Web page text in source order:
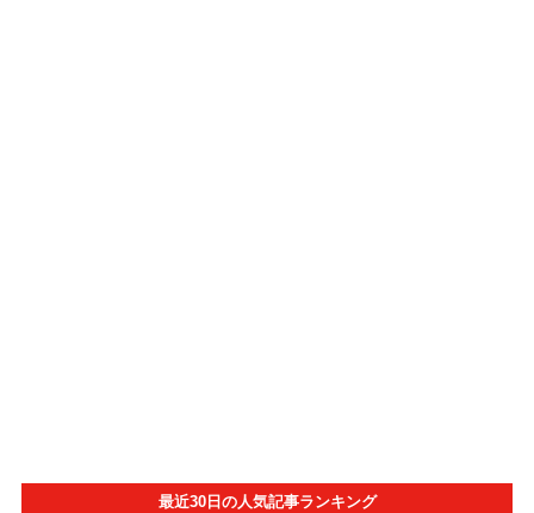
最近30日の人気記事ランキング